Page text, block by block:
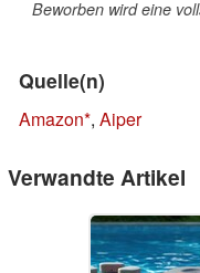
Beworben wird eine
Quelle(n)
Amazon , Aiper
Verwandte Artikel